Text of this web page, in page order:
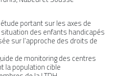
portant sur les axes de
des enfants handicapés
sur l’approche des droits de
de monitoring des centres
la population cible